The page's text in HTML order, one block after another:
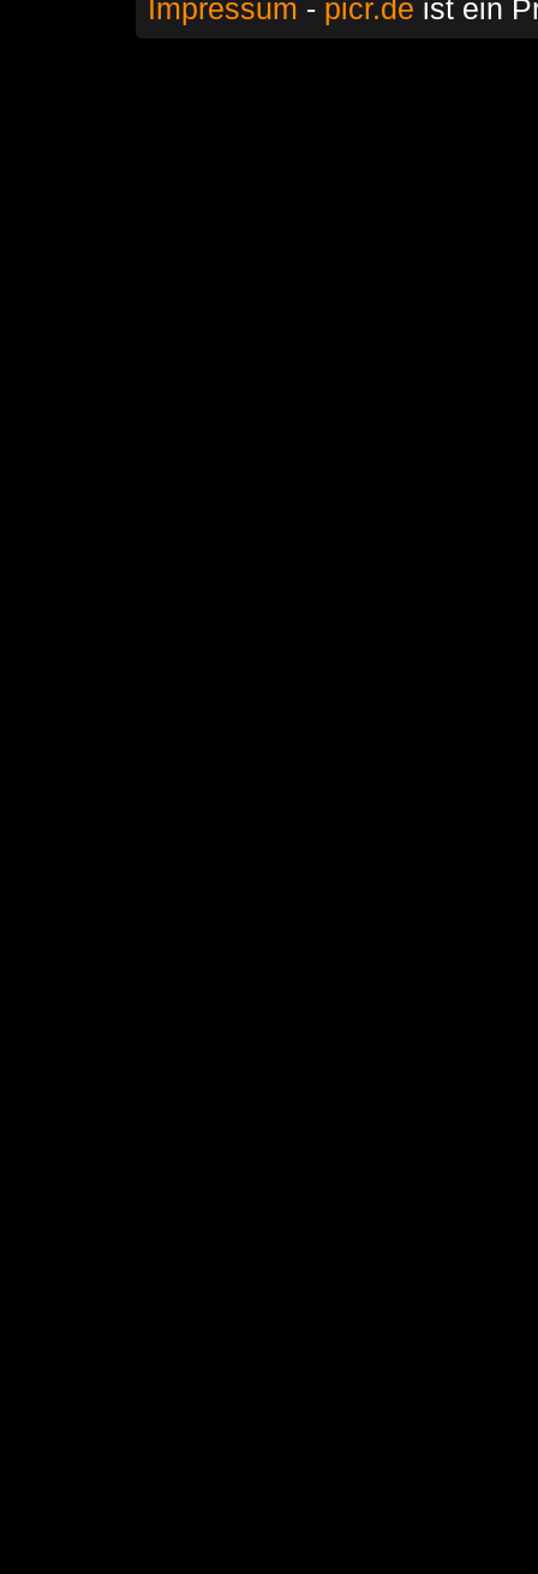
Impressum - picr.de ist ein